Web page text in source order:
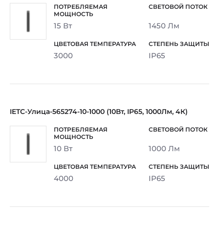
15 Вт 1450 Лм
3000 IP65
IETC-Улица-565274-10-1000 (10Вт, IP65, 1000Лм, 4К)
10 Вт 1000 Лм
4000 IP65